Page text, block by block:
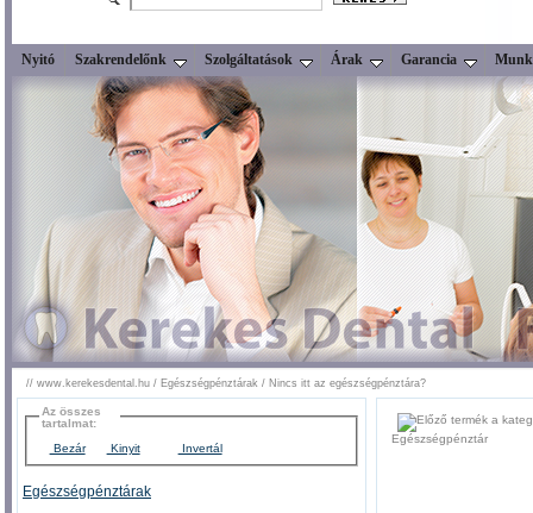
Nyitó Szakrendelőnk Szolgáltatások Árak Garancia
// www.kerekesdental.hu / Egészségpénztárak / Nincs itt az egészségpénztára?
Az összes
tartalmat:
Bezár
Kinyit Invertál
Egészségpénztárak
Egészségpénztár